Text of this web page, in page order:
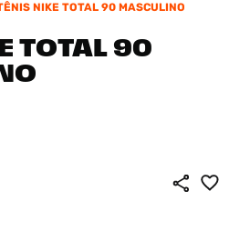
NIKE TOTAL 90 MASCULINO
TOTAL 90